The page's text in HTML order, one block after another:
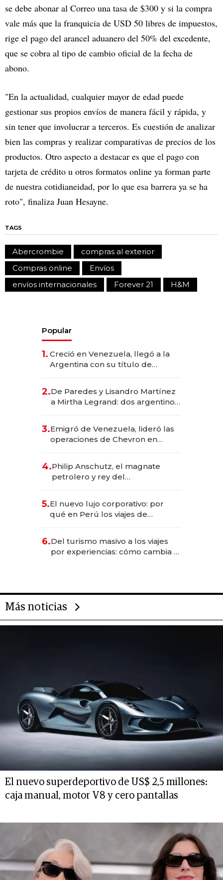
se debe abonar al Correo una tasa de $300 y si la compra
vale más que la franquicia de USD 50 libres de impuestos,
rige el pago del arancel aduanero del 50% del excedente,
que se cobra al tipo de cambio oficial de la fecha de
abono.
"En la actualidad, cualquier mayor de edad puede
gestionar sus propios envíos de manera fácil y rápida, y
sin tener que involucrar a terceros. Es cuestión de analizar
bien las compras y realizar comparativas de precios de los
productos. Otro aspecto a destacar es que el pago con
tarjeta de crédito u otros formatos online ya forman parte
de nuestra cotidianeidad, por lo que esa barrera ya se ha
roto", finaliza Juan Hesayne.
TAGS
Abercrombie
compras al exterior
Compras online
Envíos
envíos internacionales
Forever 21 H&M
Popular
1. Creció en Venezuela, llegó a la
Argentina con su título de
las marcas "fast premium"
2.De Paredes y Lisandro Martínez
a Mirtha Legrand: dos argentinos
3.Emigró de Venezuela, lideró las
operaciones de Chevron en
4.Philip Anschutz, el magnate
petrolero y rey del
Fénix
5.El nuevo lujo corporativo: por
qué en Perú los viajes de
transformadoras
6.Del turismo masivo a los viajes
por experiencias: cómo cambia el
Más noticias
El nuevo superdeportivo de US$ 2,5 millones:
caja manual, motor V8 y cero pantallas